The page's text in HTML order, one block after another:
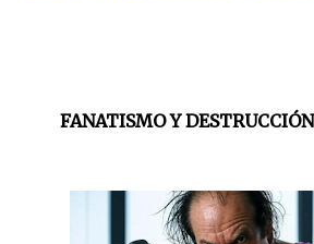
FANATISMO Y